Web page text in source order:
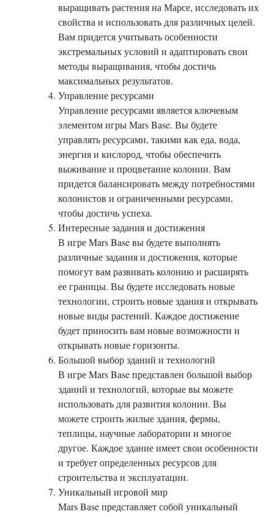
выращивать растения на Марсе, исследовать их
свойства и использовать для различных целей.
Вам придется учитывать особенности
экстремальных условий и адаптировать свои
методы выращивания, чтобы достичь
максимальных результатов.
Управление ресурсами
Управление ресурсами является ключевым
элементом игры Mars Base. Вы будете
управлять ресурсами, такими как еда, вода,
энергия и кислород, чтобы обеспечить
выживание и процветание колонии. Вам
придется балансировать между потребностями
колонистов и ограниченными ресурсами,
чтобы достичь успеха.
Интересные задания и достижения
В игре Mars Base вы будете выполнять
различные задания и достижения, которые
помогут вам развивать колонию и расширять
ее границы. Вы будете исследовать новые
технологии, строить новые здания и открывать
новые виды растений. Каждое достижение
будет приносить вам новые возможности и
открывать новые горизонты.
Большой выбор зданий и технологий
В игре Mars Base представлен большой выбор
зданий и технологий, которые вы можете
использовать для развития колонии. Вы
можете строить жилые здания, фермы,
теплицы, научные лаборатории и многое
другое. Каждое здание имеет свои особенности
и требует определенных ресурсов для
строительства и эксплуатации.
Уникальный игровой мир
Mars Base представляет собой уникальный